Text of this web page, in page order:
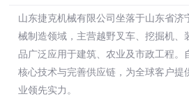
山东捷克机械有限公司坐落于山东省济
械制造领域，主营越野叉车、挖掘机、
品广泛应用于建筑、农业及市政工程。
核心技术与完善供应链，为全球客户提
业领先实力。